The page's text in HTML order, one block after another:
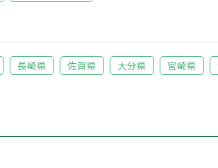
長崎県 佐賀県 大分県 宮崎県